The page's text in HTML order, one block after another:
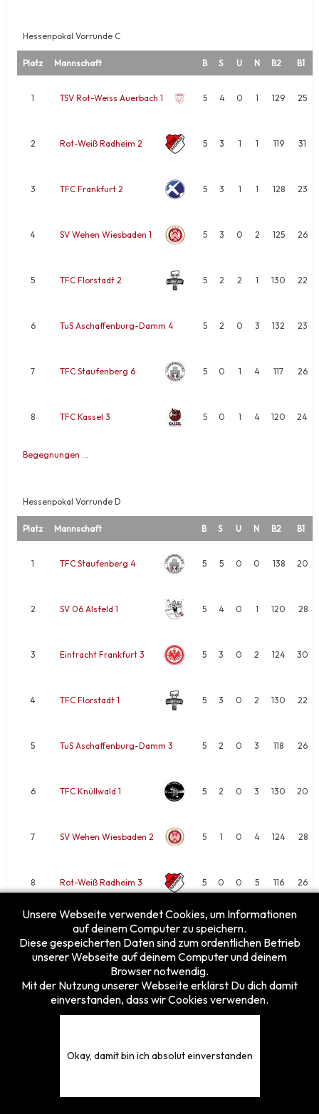
Hessenpokal Vorrunde C
Platz Mannschaft B S U N B2 B1
1 TSV Rot-Weiss Auerbach 1 5 4 0 1 129 25
2 Rot-Weiß Radheim 2 5 3 1 1 119 31
3 TFC Frankfurt 2 5 3 1 1 128 23
4 SV Wehen Wiesbaden 1 5 3 0 2 125 26
5 TFC Florstadt 2 5 2 2 1 130 22
6 TuS Aschaffenburg-Damm 4 5 2 0 3 132 23
7 TFC Staufenberg 6 5 0 1 4 117 26
8 TFC Kassel 3 5 0 1 4 120 24
Begegnungen …
Hessenpokal Vorrunde D
Platz Mannschaft B S U N B2 B1
1 TFC Staufenberg 4 5 5 0 0 138 20
2 SV 06 Alsfeld 1 5 4 0 1 120 28
3 Eintracht Frankfurt 3 5 3 0 2 124 30
4 TFC Florstadt 1 5 3 0 2 130 22
5 TuS Aschaffenburg-Damm 3 5 2 0 3 118 26
6 TFC Knüllwald 1 5 2 0 3 130 20
7 SV Wehen Wiesbaden 2 5 1 0 4 124 28
8 Rot-Weiß Radheim 3 5 0 0 5 116 26
Begegnungen …
Besucherzähler
Heute
14
Diesen Monat
186
© 2026 TFVH e.V. - Tischfussballverband Hessen e.V.
Unsere Webseite verwendet Cookies, um Informationen
auf deinem Computer zu speichern.
Diese gespeicherten Daten sind zum ordentlichen Betrieb
unserer Webseite auf deinem Computer und deinem
Browser notwendig.
Mit der Nutzung unserer Webseite erklärst Du dich damit
einverstanden, dass wir Cookies verwenden.
Okay, damit bin ich absolut einverstanden